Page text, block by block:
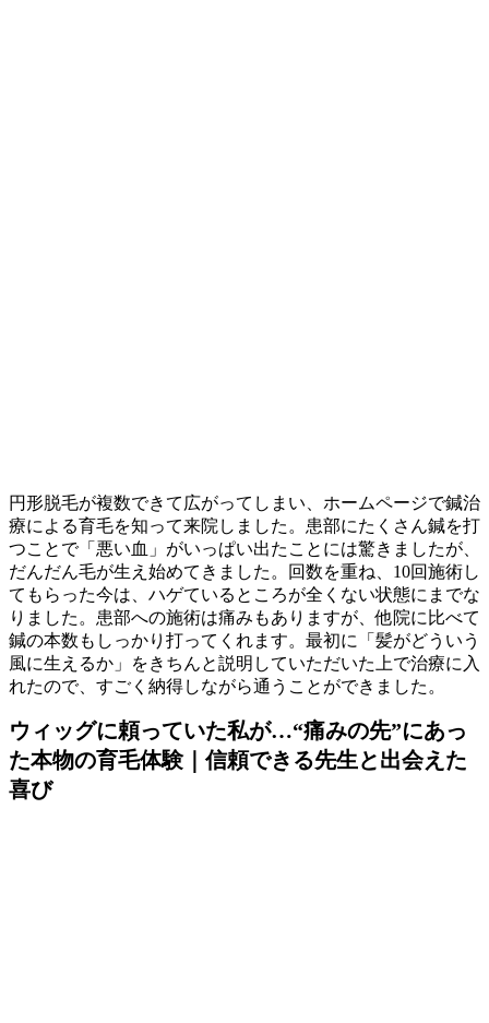
円形脱毛が複数できて広がってしまい、ホームページで鍼治
療による育毛を知って来院しました。患部にたくさん鍼を打
つことで「悪い血」がいっぱい出たことには驚きましたが、
だんだん毛が生え始めてきました。回数を重ね、10回施術し
てもらった今は、ハゲているところが全くない状態にまでな
りました。患部への施術は痛みもありますが、他院に比べて
鍼の本数もしっかり打ってくれます。最初に「髪がどういう
風に生えるか」をきちんと説明していただいた上で治療に入
れたので、すごく納得しながら通うことができました。
ウィッグに頼っていた私が…“痛みの先”にあっ
た本物の育毛体験｜信頼できる先生と出会えた
喜び